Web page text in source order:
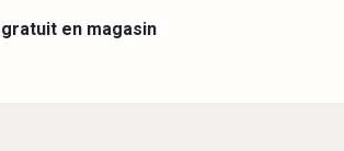
en magasin